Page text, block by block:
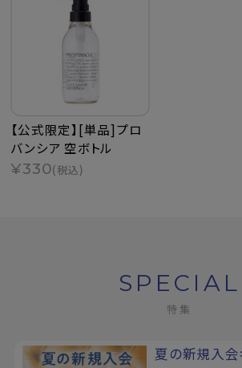
【公式限定】[単品]プロ
バンシア 空ボトル
¥330(税込)
SPECIAL
特集
夏の新規入会